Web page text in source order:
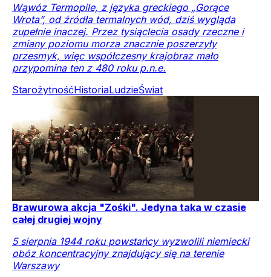
Wąwóz Termopile, z języka greckiego „Gorące
Wrota”, od źródła termalnych wód, dziś wygląda
zupełnie inaczej. Przez tysiąclecia osady rzeczne i
zmiany poziomu morza znacznie poszerzyły
przesmyk, więc współczesny krajobraz mało
przypomina ten z 480 roku p.n.e.
StarożytnośćHistoriaLudzieŚwiat
Brawurowa akcja "Zośki". Jedyna taka w czasie
całej drugiej wojny
5 sierpnia 1944 roku powstańcy wyzwolili niemiecki
obóz koncentracyjny znajdujący się na terenie
Warszawy